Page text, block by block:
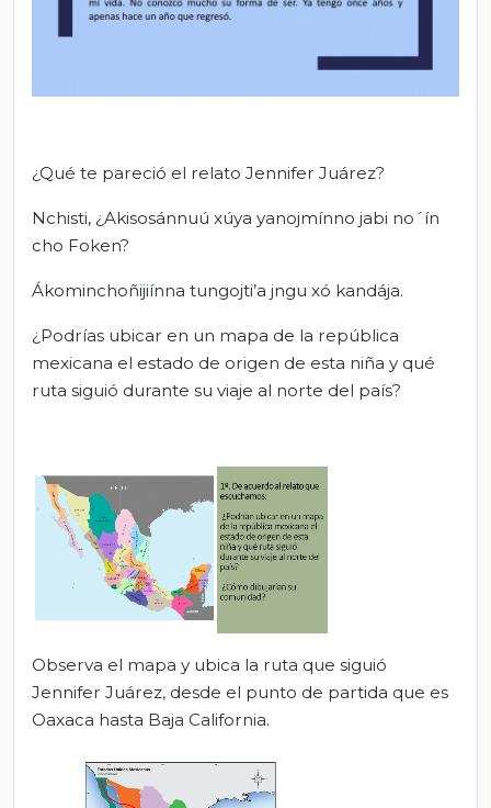
¿Qué te pareció el relato Jennifer Juárez?
Nchisti, ¿Akisosánnuú xúya yanojmínno jabi no´ín
cho Foken?
Ákominchoñijiínna tungojti’a jngu xó kandája.
¿Podrías ubicar en un mapa de la república
mexicana el estado de origen de esta niña y qué
ruta siguió durante su viaje al norte del país?
Observa el mapa y ubica la ruta que siguió
Jennifer Juárez, desde el punto de partida que es
Oaxaca hasta Baja California.